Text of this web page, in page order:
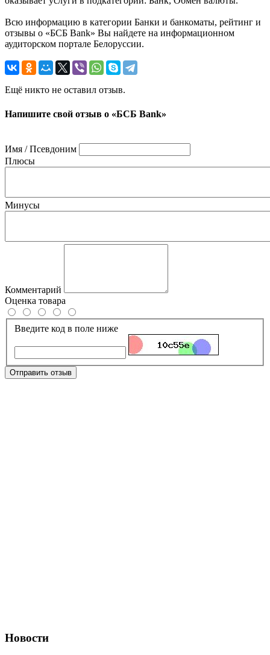
Всю информацию в категории Банки и банкоматы, рейтинг и
отзывы о «БСБ Bank» Вы найдете на информационном
аудиторском портале Белоруссии.
Ещё никто не оставил отзыв.
Напишите свой отзыв о «БСБ Bank»
Имя / Псевдоним
Плюсы
Минусы
Комментарий
Оценка товара
Введите код в поле ниже
Отправить отзыв
Новости